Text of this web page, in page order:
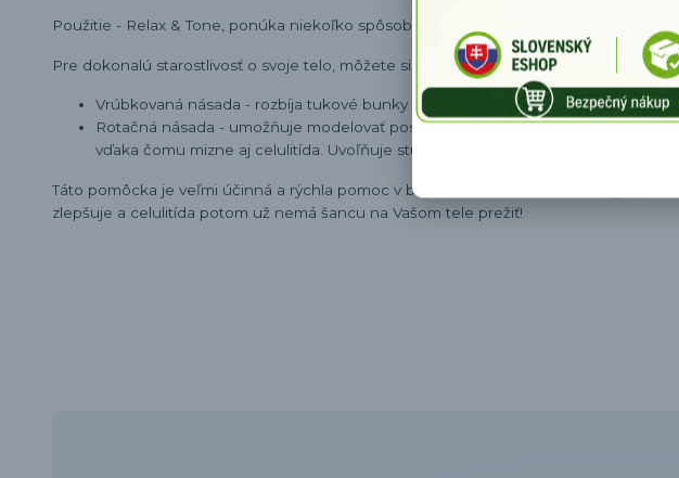
Použitie - Relax & Tone, ponúka niekoľko spôsobov masáže a 2 rôzne úrovne intenzity.
Pre dokonalú starostlivosť o svoje telo, môžete si vybrať z niekoľkých násad:
Vrúbkovaná násada - rozbíja tukové bunky a napomáha k odstráneniu
Rotačná násada - umožňuje modelovať postavu a vmasírovať krémy, čím
vďaka čomu mizne aj celulitída. Uvoľňuje stuhnuté a boľavé ramená, chrbát a šiju
Táto pomôcka je veľmi účinná a rýchla pomoc v boji proti celulitíde. Pokožka je
zlepšuje a celulitída potom už nemá šancu na Vašom tele prežiť!